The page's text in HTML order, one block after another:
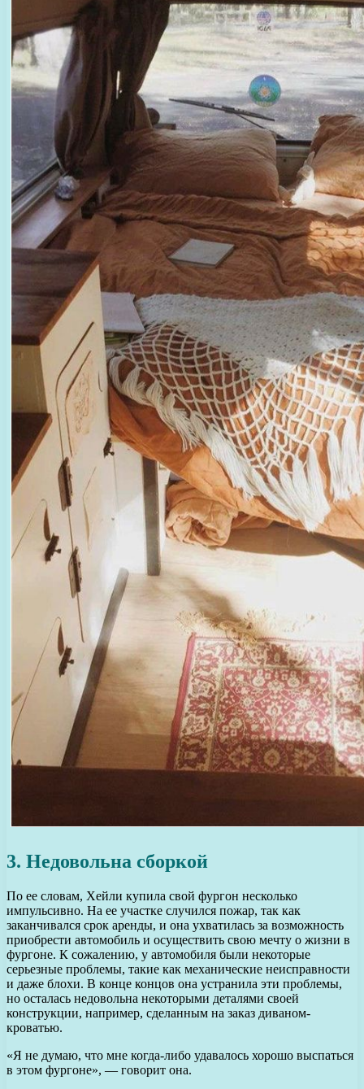
3. Недовольна сборкой
По ее словам, Хейли купила свой фургон несколько
импульсивно. На ее участке случился пожар, так как
заканчивался срок аренды, и она ухватилась за возможность
приобрести автомобиль и осуществить свою мечту о жизни в
фургоне. К сожалению, у автомобиля были некоторые
серьезные проблемы, такие как механические неисправности
и даже блохи. В конце концов она устранила эти проблемы,
но осталась недовольна некоторыми деталями своей
конструкции, например, сделанным на заказ диваном-
кроватью.
«Я не думаю, что мне когда-либо удавалось хорошо выспаться
в этом фургоне», — говорит она.